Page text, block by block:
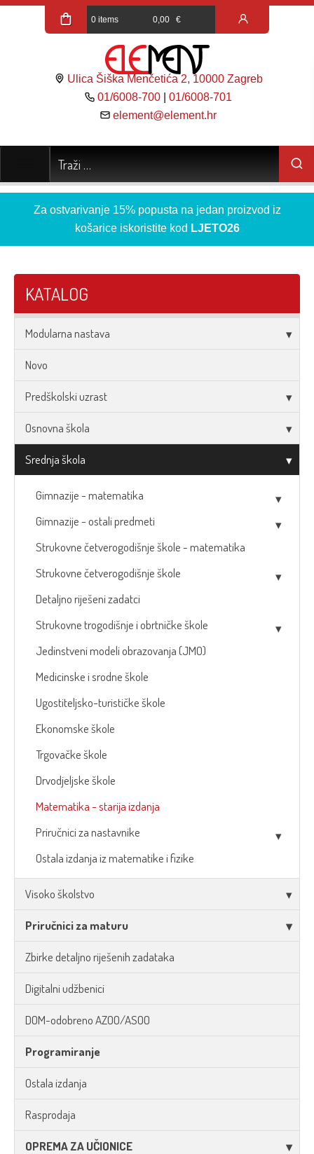
0 items 0,00 €
Ulica Šiška Menčetića 2, 10000 Zagreb
01/6008-700 |01/6008-701
element@element.hr
Za ostvarivanje 15% popusta na jedan proizvod iz
košarice iskoristite kod LJETO26
KATALOG
Modularna nastava
Novo
Predškolski uzrast
Osnovna škola
Srednja škola
Gimnazije - matematika
Gimnazije - ostali predmeti
Strukovne četverogodišnje škole - matematika
Strukovne četverogodišnje škole
Detaljno riješeni zadatci
Strukovne trogodišnje i obrtničke škole
Jedinstveni modeli obrazovanja (JMO)
Medicinske i srodne škole
Ugostiteljsko-turističke škole
Ekonomske škole
Trgovačke škole
Drvodjeljske škole
Matematika - starija izdanja
Priručnici za nastavnike
Ostala izdanja iz matematike i fizike
Visoko školstvo
Priručnici za maturu
Zbirke detaljno riješenih zadataka
Digitalni udžbenici
DOM-odobreno AZOO/ASOO
Programiranje
Ostala izdanja
Rasprodaja
OPREMA ZA UČIONICE